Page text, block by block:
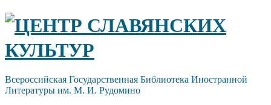
Skip
content
ЦЕНТР СЛАВЯНСКИХ
КУЛЬТУР
Всероссийская Государственная Библиотека Иностранной
Литературы им. М. И. Рудомино